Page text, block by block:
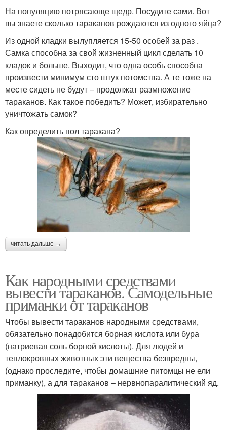
На популяцию потрясающе щедр. Посудите сами. Вот
вы знаете сколько тараканов рождаются из одного яйца?
Из одной кладки вылупляется 15-50 особей за раз .
Самка способна за свой жизненный цикл сделать 10
кладок и больше. Выходит, что одна особь способна
произвести минимум сто штук потомства. А те тоже на
месте сидеть не будут – продолжат размножение
тараканов. Как такое победить? Может, избирательно
уничтожать самок?
Как определить пол таракана?
читать дальше →
Как народными средствами
вывести тараканов. Самодельные
приманки от тараканов
Чтобы вывести тараканов народными средствами,
обязательно понадобится борная кислота или бура
(натриевая соль борной кислоты). Для людей и
теплокровных животных эти вещества безвредны,
(однако проследите, чтобы домашние питомцы не ели
приманку), а для тараканов – нервнопаралитический яд.